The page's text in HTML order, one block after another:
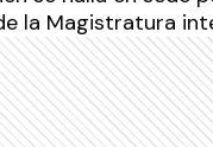
la Magistratura